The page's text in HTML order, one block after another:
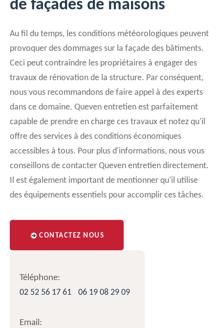
de façades de maisons
Au fil du temps, les conditions météorologiques peuvent
provoquer des dommages sur la façade des bâtiments.
Ceci peut contraindre les propriétaires à engager des
travaux de rénovation de la structure. Par conséquent,
nous vous recommandons de faire appel à des experts
dans ce domaine. Queven entretien est parfaitement
capable de prendre en charge ces travaux et notez qu'il
offre des services à des conditions économiques
accessibles à tous. Pour plus d'informations, nous vous
conseillons de contacter Queven entretien directement.
Il est également important de mentionner qu'il utilise
des équipements essentiels pour accomplir ces tâches.
CONTACTEZ NOUS
Téléphone:
02 52 56 17 61
06 19 08 29 09
Email: